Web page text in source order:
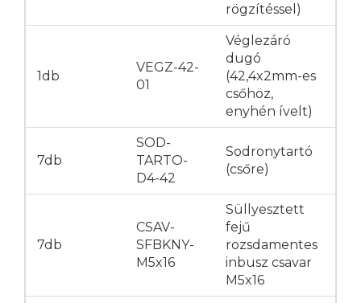
rögzítéssel)
1db
VEGZ-42-
01
Véglezáró
dugó
(42,4x2mm-es
csőhöz,
enyhén ívelt)
7db
SOD-
TARTO-
D4-42
Sodronytartó
(csőre)
7db
CSAV-
SFBKNY-
M5x16
Süllyesztett
fejű
rozsdamentes
inbusz csavar
M5x16